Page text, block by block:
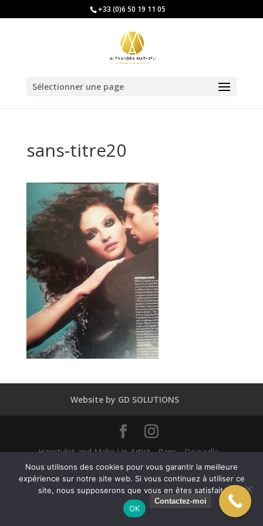
+33 (0)6 50 19 11 05
Sélectionner une page
sans-titre20
Website by GD SOLUTIONS
Hairstylist and Make Up Artist - Paris - Deauville -
Dubaï - New York - Alexandra Mathieu 2025
Contactez-moi
English(Anglais) Français
Nous utilisons des cookies pour vous garantir la meilleure
expérience sur notre site web. Si vous continuez à utiliser ce
site, nous supposerons que vous en êtes satisfait.
OK